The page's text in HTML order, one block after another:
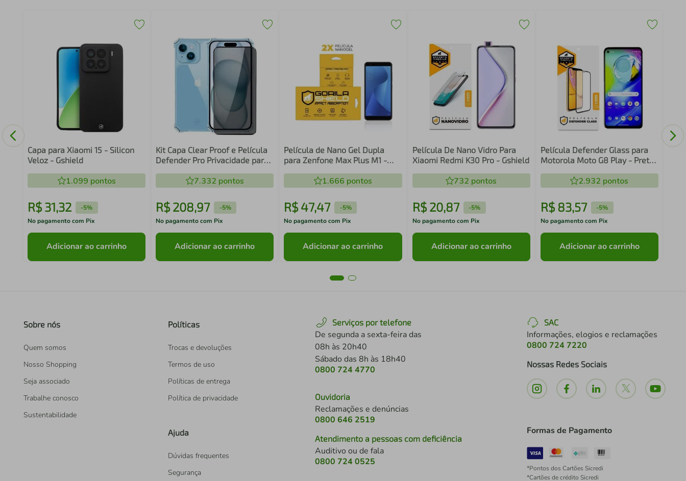
Capa para Xiaomi 15 - Silicon
Veloz - Gshield
1.099 pontos
R$ 31,32 -5%
No pagamento com Pix
Adicionar ao carrinho
Kit Capa Clear Proof e Película
Defender Pro Privacidade para
7.332 pontos
R$ 208,97 -5%
No pagamento com Pix
Adicionar ao carrinho
Película de Nano Gel Dupla
para Zenfone Max Plus M1 -
1.666 pontos
R$47,47 -5%
No pagamento com Pix
Adicionar ao carrinho
Película De Nano Vidro Para
Xiaomi Redmi K30 Pro - Gshield
732 pontos
R$ 20,87 -5%
No pagamento com Pix
Adicionar ao carrinho
Película Defender Glass para
Motorola Moto G8 Play - Preta
2.932 pontos
R$ 83,57 -5%
No pagamento com Pix
Adicionar ao carrinho
Sobre nós
Quem somos
Nosso Shopping
Seja associado
Trabalhe conosco
Sustentabilidade
Políticas
Trocas e devoluções
Termos de uso
Políticas de entrega
Política de privacidade
Ajuda
Dúvidas frequentes
Segurança
Serviços por telefone
De segunda a sexta-feira das
08h às 20h40
Sábado das 8h às 18h40
0800 724 4770
Ouvidoria
Reclamações e denúncias
0800 646 2519
Atendimento a pessoas com deficiência
Auditivo ou de fala
0800 724 0525
SAC
Informações, elogios e reclamações
0800 724 7220
Nossas Redes Sociais
Formas de Pagamento
*Pontos dos Cartões Sicredi
*Cartões de crédito Sicredi